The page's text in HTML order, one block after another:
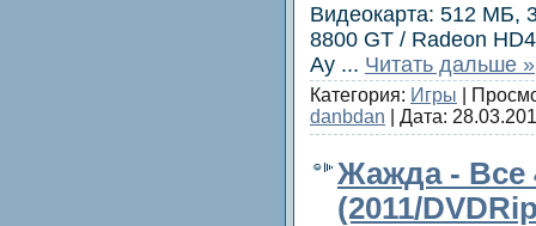
Видеокарта: 512 МБ,
8800 GT / Radeon
Ау ... Читать дальше »
Категория: Игры |
danbdan | Дата:
Жажда - Все
(2011/